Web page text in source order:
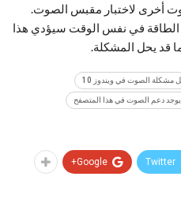
أخرى لاختبار مقبس الصوت.
في نفس الوقت سيؤدي هذا
قد يحل المشكلة.
مشكلة الصوت في ويندوز 10
يوجد دعم الصوت في هذا المتصفح
Twitter
Google+